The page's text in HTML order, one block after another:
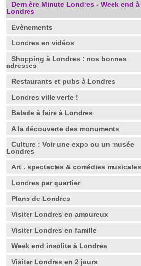
Dernière Minute Londres - Week end à
Londres
Evènements
Londres en vidéos
Shopping à Londres : nos bonnes
adresses
Restaurants et pubs à Londres
Londres ville verte !
Balade à faire à Londres
A la découverte des monuments
Culture : Voir une expo ou un musée
Londres
Art : spectacles & comédies musicales
Londres par quartier
Plans de Londres
Visiter Londres en amoureux
Visiter Londres en famille
Week end insolite à Londres
Visiter Londres en 2 jours